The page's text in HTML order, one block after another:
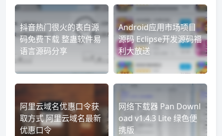
抖音热门很火的表白源
码免费下载 整蛊软件易
语言源码分享
Android应用市场项目
源码 Eclipse开发源码福
利大放送
阿里云域名优惠口令获
取方式 阿里云域名最新
优惠口令
网络下载器 Pan Downl
oad v1.4.3 Lite 绿色便
携版